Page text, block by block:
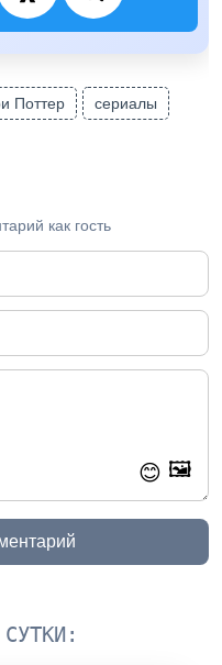
Поттер сериалы
как гость
😊 🖼️